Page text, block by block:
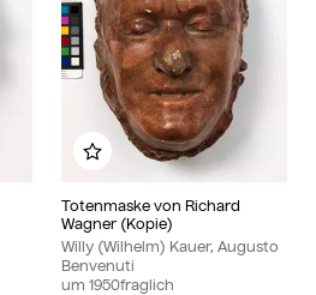
Totenmaske von Richard
Wagner (Kopie)
Willy (Wilhelm) Kauer, Augusto
Benvenuti
um 1950fraglich
Zu meinem Album